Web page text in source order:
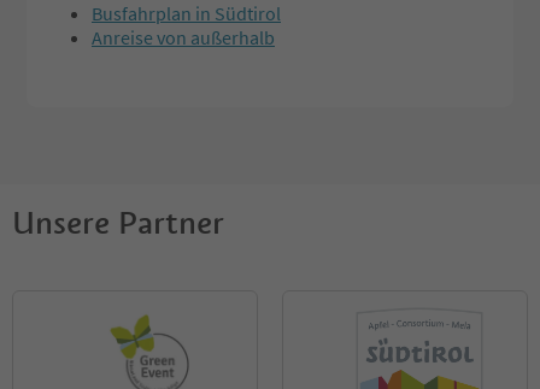
Busfahrplan in Südtirol
Anreise von außerhalb
Unsere Partner